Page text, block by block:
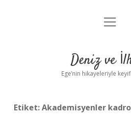
Anasayfa
Yasal Uyarı
menüyü
Deniz ve
Ege’nin hikayeleriyle
Etiket:Akademisyenler